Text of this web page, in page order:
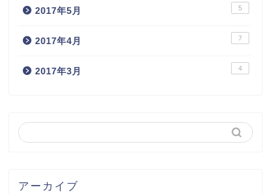
2017年5月 5
2017年4月 7
2017年3月 4
アーカイブ